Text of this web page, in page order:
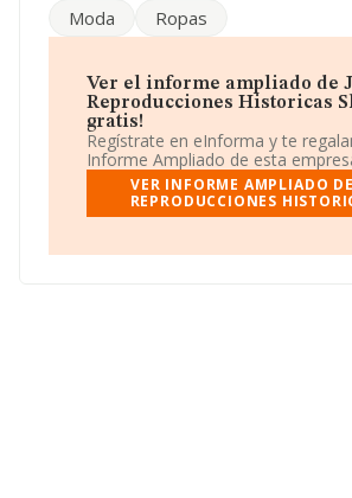
importación y/o exportación.
teniendo en cuenta la información
INFORMA, ha dispuesto de un número
por debajo de la media de sector.
La dirección de correo es
Puedes consultar su página web aquí:
www.arqueodidac.com.
Historicas S.L, con número de
Moda Ropas
Ver el informe ampliado de
Reproducciones Historicas Sl
gratis!
Regístrate en eInforma y te
Informe Ampliado de esta
VER INFORME AMPLIADO
REPRODUCCIONES